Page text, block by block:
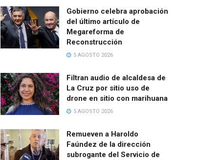
Gobierno celebra aprobación
del último artículo de
Megareforma de
Reconstrucción
5 AGOSTO 2026
Filtran audio de alcaldesa de
La Cruz por sitio uso de
drone en sitio con marihuana
5 AGOSTO 2026
Remueven a Haroldo
Faúndez de la dirección
subrogante del Servicio de